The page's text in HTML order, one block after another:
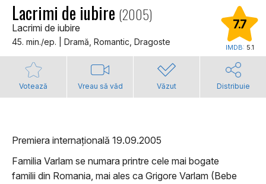
Lacrimi de iubire (2005)
Lacrimi de iubire
45. min./ep. | Dramă, Romantic, Dragoste
7.7
IMDB: 5.1
Votează Vreau să văd Văzut Distribuie
Premiera internațională 19.09.2005
Familia Varlam se numara printre cele mai bogate
familii din Romania, mai ales ca Grigore Varlam (Bebe